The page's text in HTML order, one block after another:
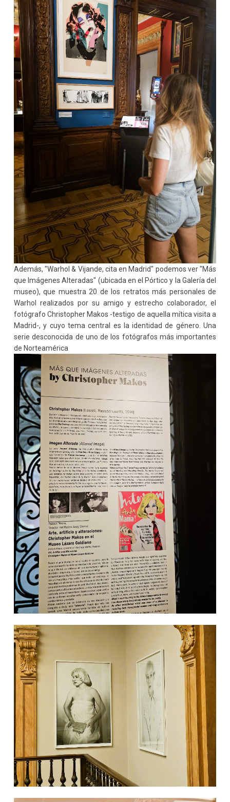
Además, "Warhol & Vijande, cita en Madrid" podemos ver "Más
que Imágenes Alteradas" (ubicada en el Pórtico y la Galería del
museo), que muestra 20 de los retratos más personales de
Warhol realizados por su amigo y estrecho colaborador, el
fotógrafo Christopher Makos -testigo de aquella mítica visita a
Madrid-, y cuyo tema central es la identidad de género. Una
serie desconocida de uno de los fotógrafos más importantes
de Norteamérica